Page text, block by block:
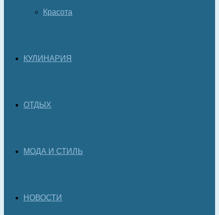
Красота
КУЛИНАРИЯ
ОТДЫХ
МОДА И СТИЛЬ
НОВОСТИ